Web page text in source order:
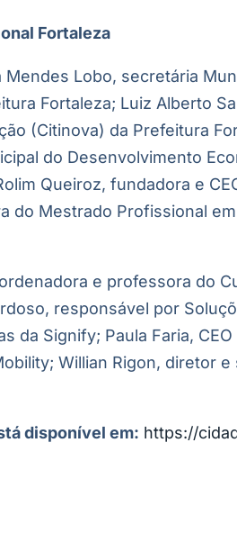
Fortaleza
Mendes Lobo, secretária
Fortaleza; Luiz Alberto
(Citinova) da Prefeitura
do Desenvolvimento
Queiroz, fundadora e
do Mestrado Profissional
e professora do
responsável por
da Signify; Paula Faria,
Willian Rigon, diretor
disponível em: https://